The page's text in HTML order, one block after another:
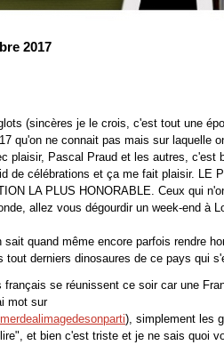
2017
(sincères je le crois, c'est tout une
qu'on ne connait pas mais sur laquelle
plaisir, Pascal Praud et les autres, c'est
de célébrations et ça me fait plaisir. LE
LA PLUS HONORABLE. Ceux qui
allez vous dégourdir un week-end à
sait quand même encore parfois rendre
tout derniers dinosaures de ce pays qui
français se réunissent ce soir car une
mot sur
), simplement les
et bien c'est triste et je ne sais quoi